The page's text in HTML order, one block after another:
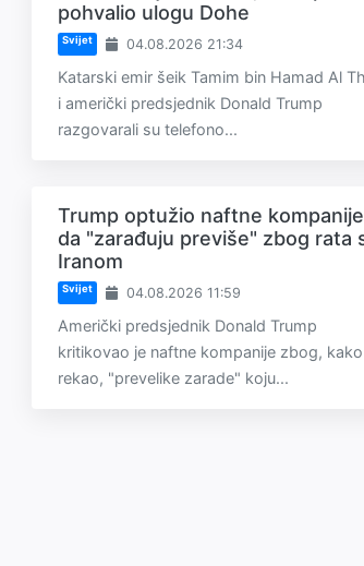
pohvalio ulogu Dohe
Svijet 04.08.2026 21:34
Katarski emir šeik Tamim bin Hamad Al
i američki predsjednik Donald Trump
razgovarali su telefono...
Trump optužio naftne kompanije
da "zarađuju previše" zbog rata
Iranom
Svijet 04.08.2026 11:59
Američki predsjednik Donald Trump
kritikovao je naftne kompanije zbog,
rekao, "prevelike zarade" koju...